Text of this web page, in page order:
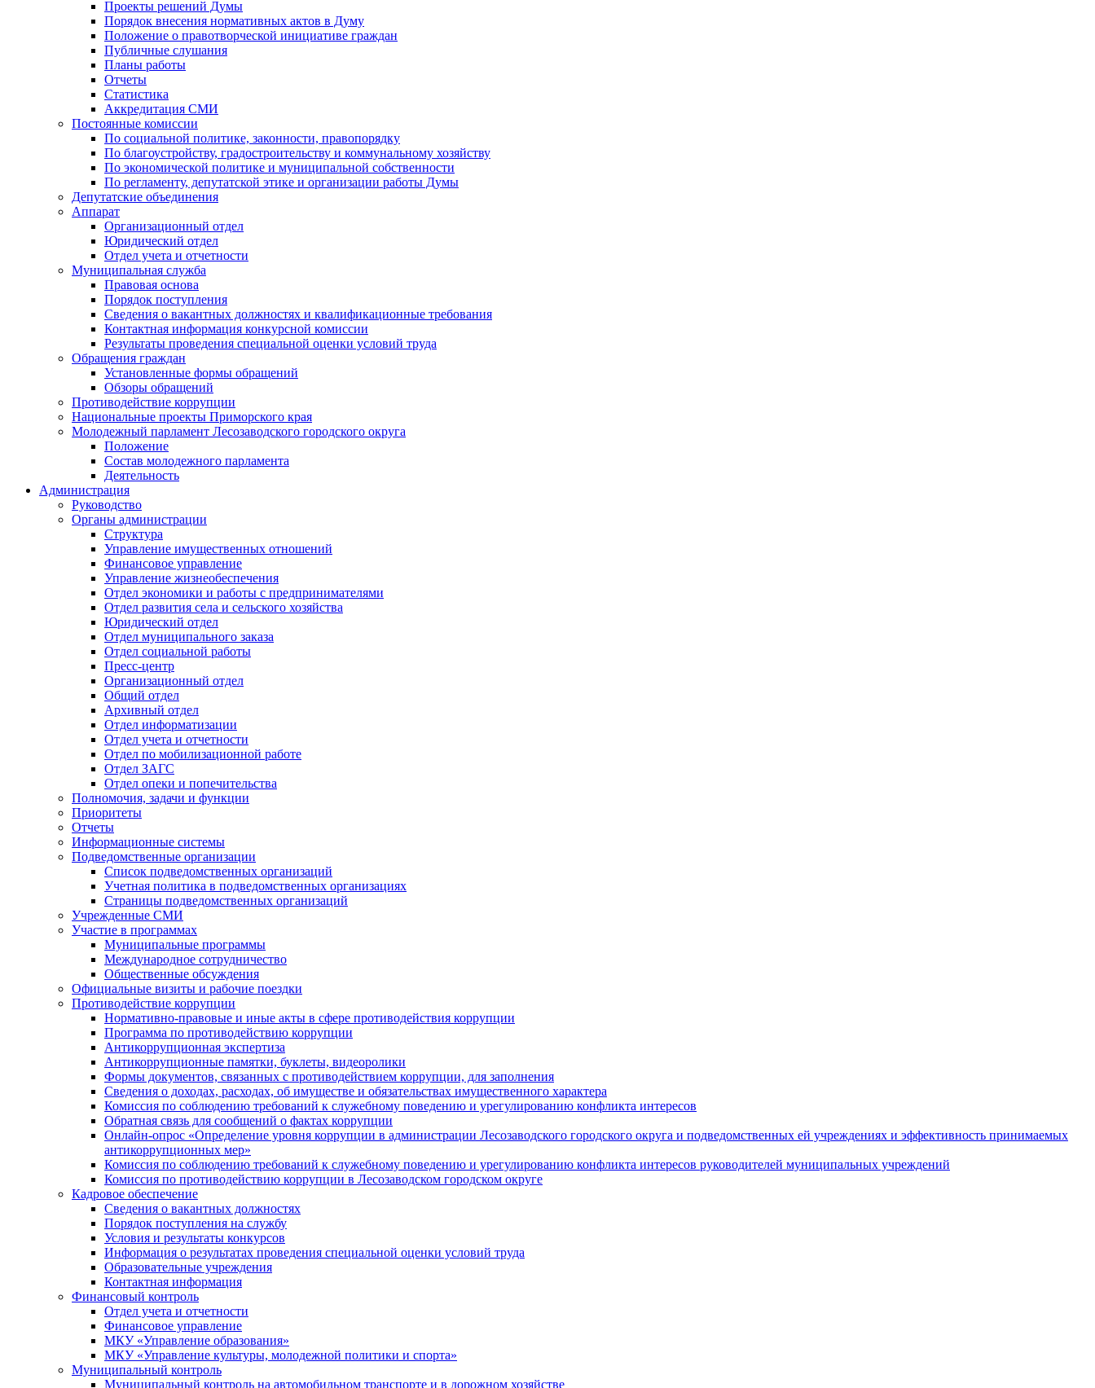
Проекты решений Думы
Порядок внесения нормативных актов в Думу
Положение о правотворческой инициативе граждан
Публичные слушания
Планы работы
Отчеты
Статистика
Аккредитация СМИ
Постоянные комиссии
По социальной политике, законности, правопорядку
По благоустройству, градостроительству и коммунальному хозяйству
По экономической политике и муниципальной собственности
По регламенту, депутатской этике и организации работы Думы
Депутатские объединения
Аппарат
Организационный отдел
Юридический отдел
Отдел учета и отчетности
Муниципальная служба
Правовая основа
Порядок поступления
Сведения о вакантных должностях и квалификационные требования
Контактная информация конкурсной комиссии
Результаты проведения специальной оценки условий труда
Обращения граждан
Установленные формы обращений
Обзоры обращений
Противодействие коррупции
Национальные проекты Приморского края
Молодежный парламент Лесозаводского городского округа
Положение
Состав молодежного парламента
Деятельность
Администрация
Руководство
Органы администрации
Структура
Управление имущественных отношений
Финансовое управление
Управление жизнеобеспечения
Отдел экономики и работы с предпринимателями
Отдел развития села и сельского хозяйства
Юридический отдел
Отдел муниципального заказа
Отдел социальной работы
Пресс-центр
Организационный отдел
Общий отдел
Архивный отдел
Отдел информатизации
Отдел учета и отчетности
Отдел по мобилизационной работе
Отдел ЗАГС
Отдел опеки и попечительства
Полномочия, задачи и функции
Приоритеты
Отчеты
Информационные системы
Подведомственные организации
Список подведомственных организаций
Учетная политика в подведомственных организациях
Страницы подведомственных организаций
Учрежденные СМИ
Участие в программах
Муниципальные программы
Международное сотрудничество
Общественные обсуждения
Официальные визиты и рабочие поездки
Противодействие коррупции
Нормативно-правовые и иные акты в сфере противодействия коррупции
Программа по противодействию коррупции
Антикоррупционная экспертиза
Антикоррупционные памятки, буклеты, видеоролики
Формы документов, связанных с противодействием коррупции, для заполнения
Сведения о доходах, расходах, об имуществе и обязательствах имущественного характера
Комиссия по соблюдению требований к служебному поведению и урегулированию конфликта интересов
Обратная связь для сообщений о фактах коррупции
Онлайн-опрос «Определение уровня коррупции в администрации Лесозаводского городского округа и подведомственных ей учреждениях и эффективность принимаемых
антикоррупционных мер»
Комиссия по соблюдению требований к служебному поведению и урегулированию конфликта интересов руководителей муниципальных учреждений
Комиссия по противодействию коррупции в Лесозаводском городском округе
Кадровое обеспечение
Сведения о вакантных должностях
Порядок поступления на службу
Условия и результаты конкурсов
Информация о результатах проведения специальной оценки условий труда
Образовательные учреждения
Контактная информация
Финансовый контроль
Отдел учета и отчетности
Финансовое управление
МКУ «Управление образования»
МКУ «Управление культуры, молодежной политики и спорта»
Муниципальный контроль
Муниципальный контроль на автомобильном транспорте и в дорожном хозяйстве